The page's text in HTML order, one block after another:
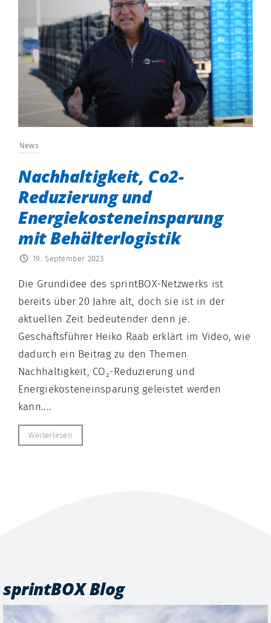
News
Nachhaltigkeit, Co2-
Reduzierung und
Energiekosteneinsparung
mit Behälterlogistik
19. September 2023
Die Grundidee des sprintBOX-Netzwerks ist
bereits über 20 Jahre alt, doch sie ist in der
aktuellen Zeit bedeutender denn je.
Geschäftsführer Heiko Raab erklärt im Video, wie
dadurch ein Beitrag zu den Themen
Nachhaltigkeit, CO₂-Reduzierung und
Energiekosteneinsparung geleistet werden
kann....
Weiterlesen
sprintBOX Blog